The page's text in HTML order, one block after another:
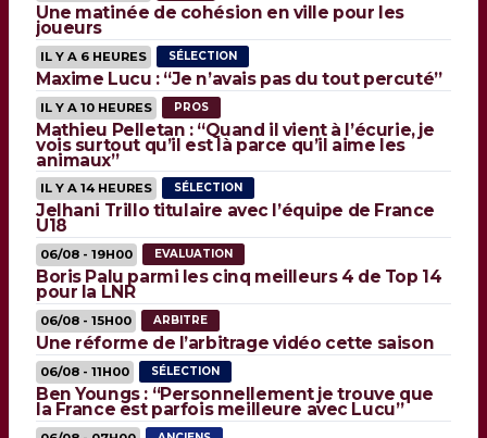
Une matinée de cohésion en ville pour les
joueurs
IL Y A 6 HEURES SÉLECTION
Maxime Lucu : “Je n’avais pas du tout percuté”
IL Y A 10 HEURES PROS
Mathieu Pelletan : “Quand il vient à l’écurie, je
vois surtout qu’il est là parce qu’il aime les
animaux”
IL Y A 14 HEURES SÉLECTION
Jelhani Trillo titulaire avec l’équipe de France
U18
06/08 - 19H00 EVALUATION
Boris Palu parmi les cinq meilleurs 4 de Top 14
pour la LNR
06/08 - 15H00 ARBITRE
Une réforme de l’arbitrage vidéo cette saison
06/08 - 11H00 SÉLECTION
Ben Youngs : “Personnellement je trouve que
la France est parfois meilleure avec Lucu”